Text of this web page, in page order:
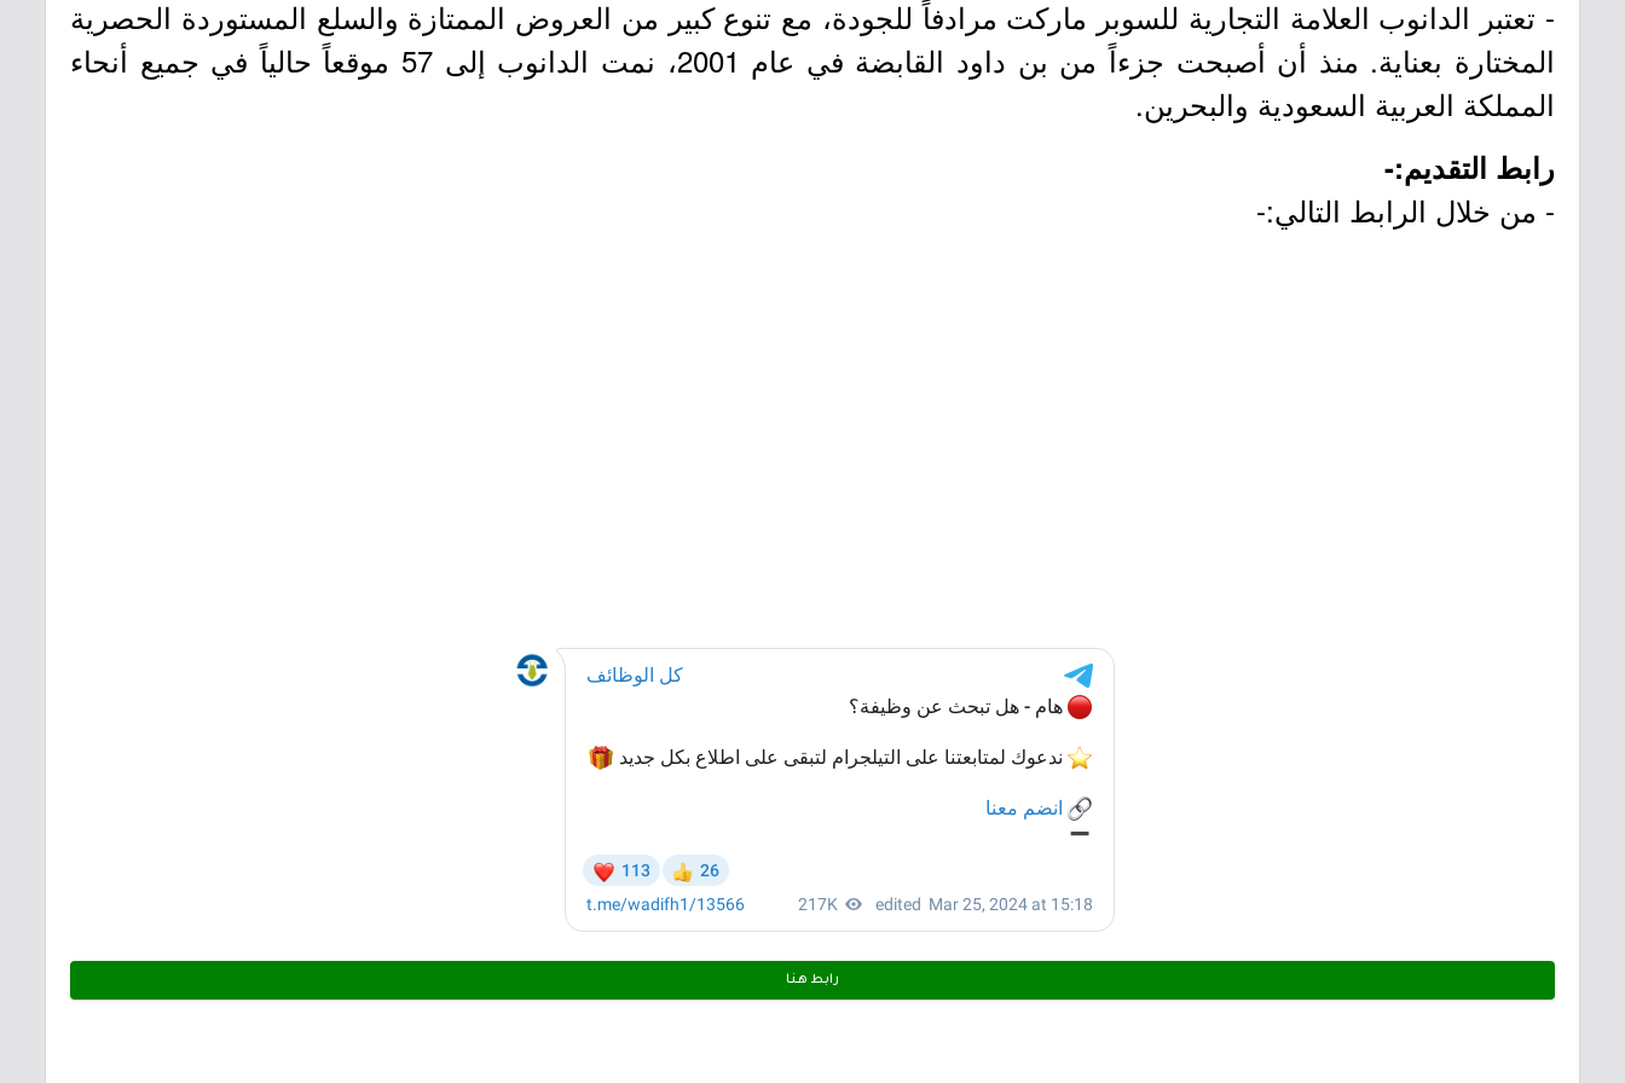
- تعتبر الدانوب العلامة التجارية للسوبر ماركت مرادفاً للجودة، مع تنوع كبير من العروض الممتازة والسلع المستوردة الحصرية
المختارة بعناية. منذ أن أصبحت جزءاً من بن داود القابضة في عام 2001، نمت الدانوب إلى 57 موقعاً حالياً في جميع أنحاء
المملكة العربية السعودية والبحرين.
رابط التقديم:-
- من خلال الرابط التالي:-
رابط هـنـا